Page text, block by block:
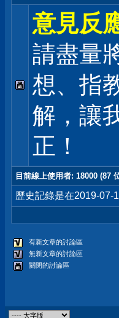
意見反
請盡量
想、指
解，讓
正！
目前線上使用者: 18000 (87
歷史記錄是在2019-07-
有新文章的討論區
無新文章的討論區
關閉的討論區